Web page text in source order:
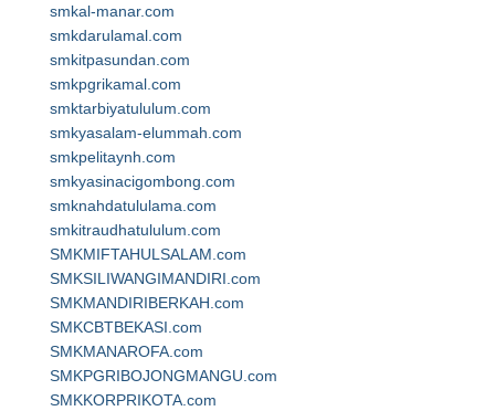
smkal-manar.com
smkdarulamal.com
smkitpasundan.com
smkpgrikamal.com
smktarbiyatululum.com
smkyasalam-elummah.com
smkpelitaynh.com
smkyasinacigombong.com
smknahdatululama.com
smkitraudhatululum.com
SMKMIFTAHULSALAM.com
SMKSILIWANGIMANDIRI.com
SMKMANDIRIBERKAH.com
SMKCBTBEKASI.com
SMKMANAROFA.com
SMKPGRIBOJONGMANGU.com
SMKKORPRIKOTA.com